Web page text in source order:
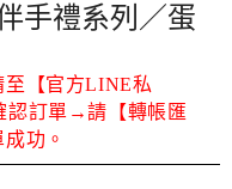
手禮系列／蛋
至【官方LINE私
認訂單→請【轉帳匯
功。